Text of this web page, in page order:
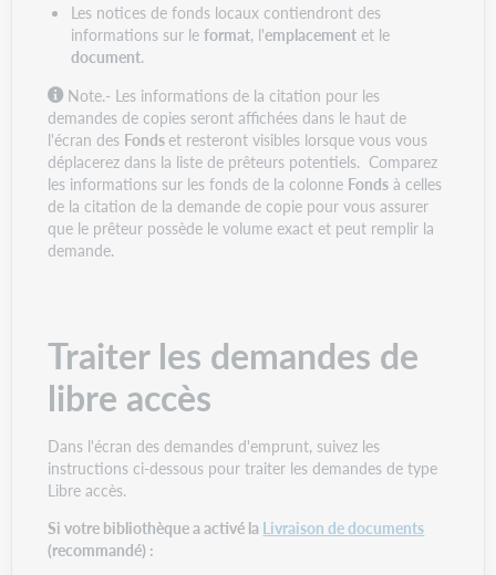
Les notices de fonds locaux contiendront des
informations sur le format, l'emplacementet le
document.
Note.- Les informations de la citation pour les
demandes de copies seront affichées dans le haut de
l'écran des Fondset resteront visibles lorsque vous vous
déplacerez dans la liste de prêteurs potentiels. Comparez
les informations sur les fonds de la colonne Fonds à celles
de la citation de la demande de copie pour vous assurer
que le prêteur possède le volume exact et peut remplir la
demande.
Traiter les demandes de
libre accès
Dans l'écran des demandes d'emprunt, suivez les
instructions ci-dessous pour traiter les demandes de type
Libre accès.
Si votre bibliothèque a activé la Livraison de documents
(recommandé) :